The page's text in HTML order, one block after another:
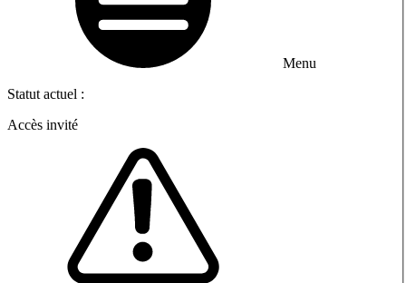
Menu
Statut actuel :
Accès invité